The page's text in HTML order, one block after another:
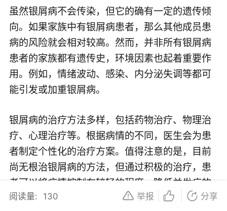
虽然银屑病不会传染，但它的确有一定的遗传倾
向。如果家族中有银屑病患者，那么其他成员患
病的风险就会相对较高。然而，并非所有银屑病
患者的家族都有遗传史，环境因素也起着重要作
用。例如，情绪波动、感染、内分泌失调等都可
能引发或加重银屑病。
银屑病的治疗方法多样，包括药物治疗、物理治
疗、心理治疗等。根据病情的不同，医生会为患
者制定个性化的治疗方案。值得注意的是，目前
尚无根治银屑病的方法，但通过积极的治疗，患
者可以将病情控制在较轻的程度，降低并发症的
风险。
阅读量: 130 举报 分享